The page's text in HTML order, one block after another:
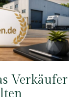
Verkäufer